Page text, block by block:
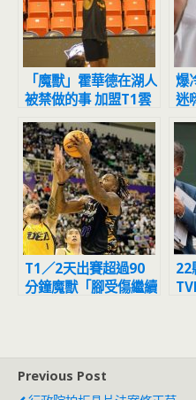
「魔獸」霍華德在湖人
被禁做的事 加盟T1雲
豹後解鎖了
爆
迷
外
T1／2天出賽超過90
分鐘魔獸「腳受傷繼續
22
Previous Post